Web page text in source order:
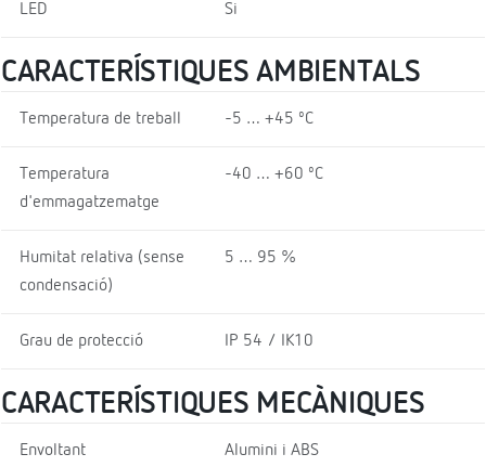
LED Si
CARACTERÍSTIQUES AMBIENTALS
Temperatura de treball -5 … +45 ºC
Temperatura
d'emmagatzematge
-40 … +60 ºC
Humitat relativa (sense
condensació)
5 … 95 %
Grau de protecció IP 54 / IK10
CARACTERÍSTIQUES MECÀNIQUES
Envoltant Alumini i ABS